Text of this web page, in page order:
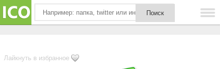
Лайкнуть в избранное